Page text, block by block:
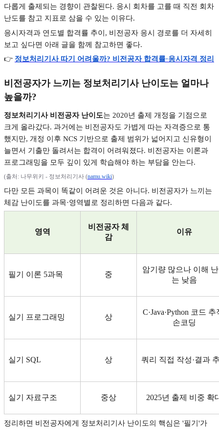
다롭게 출제되는 경향이 관찰된다. 응시 회차를 고를 때 직전 회차
난도를 참고 지표로 삼을 수 있는 이유다.
응시자격과 연도별 합격률 추이 , 비전공자 응시 경로를 더 자세히
보고 싶다면 아래 글을 함께 참고하면 좋다.
👉 정보처리기사 따기 어려울까? 비전공자 합격률·응시자격 정리
비전공자가 느끼는 정보처리기사 난이도는 얼마나
높을까?
정보처리기사 비전공자 난이도는 2020년 출제 개정을 기점으로
크게 올라갔다. 과거에는 비전공자도 가볍게 따는 자격증으로 통
했지만, 개정 이후 NCS 기반으로 출제 범위가 넓어지고 신유형이
늘면서 기출만 돌려서는 합격이 어려워졌다. 비전공자는 이론과
프로그래밍을 모두 깊이 있게 학습해야 하는 부담을 안는다.
(출처 : 나무위키 - 정보처리기사 (namu.wiki)
다만 모든 과목이 똑같이 어려운 것은 아니다. 비전공자가 느끼는
체감 난이도를 과목·영역별로 정리하면 다음과 같다.
영역
비전공자 체
감
이유
필기 이론 5과목 중
암기량 많으나 이해
는 낮음
실기 프로그래밍 상
C·Java·Python 코드 추
손코딩
실기 SQL 상 쿼리 직접 작성·결과
실기 자료구조 중상 2025년 출제 비중 확
정리하면 비전공자에게 정보처리기사 난이도의 핵심은 '필기 '가